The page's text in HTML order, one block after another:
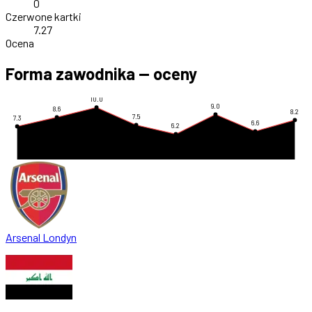
0
Czerwone kartki
7.27
Ocena
Forma zawodnika — oceny
7.3
8.6
10.0
7.5
6.2
9.0
6.6
8.2
Arsenal Londyn